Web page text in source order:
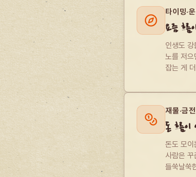
타이밍·
요즘 흐
인생도
노를 저
잡는 게
재물·금전
돈 흐름
돈도 모이
사람은 꾸
들쑥날쑥